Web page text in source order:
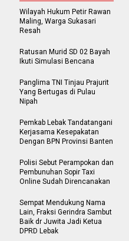
Wilayah Hukum Petir Rawan
Maling, Warga Sukasari
Resah
Ratusan Murid SD 02 Bayah
Ikuti Simulasi Bencana
Panglima TNI Tinjau Prajurit
Yang Bertugas di Pulau
Nipah
Pemkab Lebak Tandatangani
Kerjasama Kesepakatan
Dengan BPN Provinsi Banten
Polisi Sebut Perampokan dan
Pembunuhan Sopir Taxi
Online Sudah Direncanakan
Sempat Mendukung Nama
Lain, Fraksi Gerindra Sambut
Baik dr Juwita Jadi Ketua
DPRD Lebak